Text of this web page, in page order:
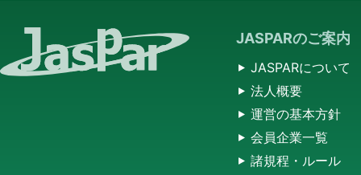
JASPARのご案内
JASPARについて
法人概要
運営の基本方針
会員企業一覧
諸規程・ルール